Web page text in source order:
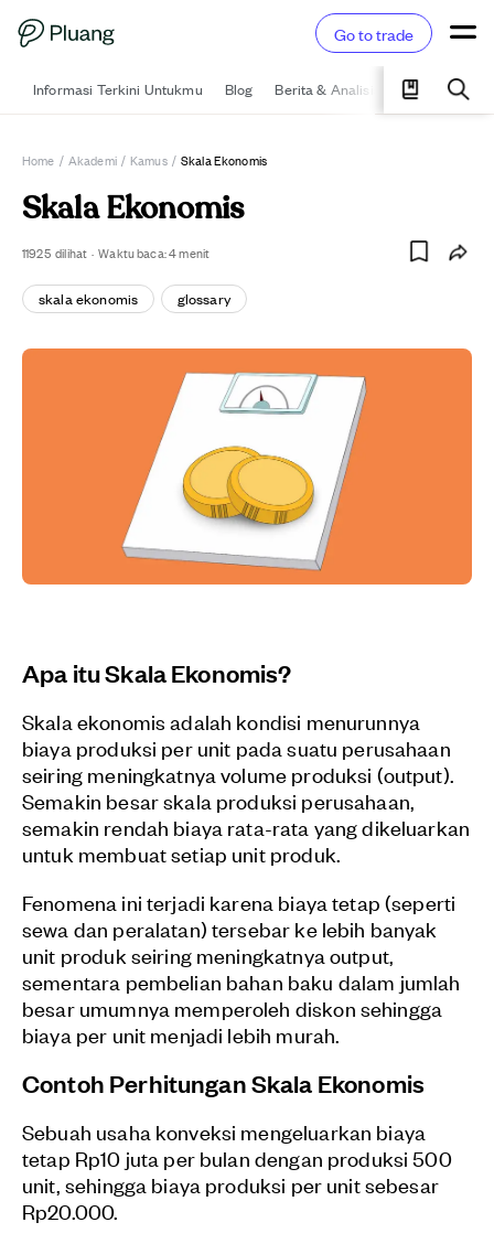
Go to trade
Informasi Terkini Untukmu Blog Berita & Analisis Pelajari
Home / Akademi / Kamus / Skala Ekonomis
Skala Ekonomis
11925dilihat · Waktu baca:4menit
skala ekonomis glossary
Apa itu Skala Ekonomis?
Skala ekonomis adalah kondisi menurunnya
biaya produksi per unit pada suatu perusahaan
seiring meningkatnya volume produksi (output).
Semakin besar skala produksi perusahaan,
semakin rendah biaya rata-rata yang dikeluarkan
untuk membuat setiap unit produk.
Fenomena ini terjadi karena biaya tetap (seperti
sewa dan peralatan) tersebar ke lebih banyak
unit produk seiring meningkatnya output,
sementara pembelian bahan baku dalam jumlah
besar umumnya memperoleh diskon sehingga
biaya per unit menjadi lebih murah.
Contoh Perhitungan Skala Ekonomis
Sebuah usaha konveksi mengeluarkan biaya
tetap Rp10 juta per bulan dengan produksi 500
unit, sehingga biaya produksi per unit sebesar
Rp20.000.